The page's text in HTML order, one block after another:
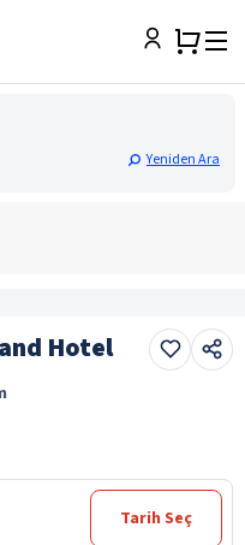
Yeniden Ara
Hotel
Tarih Seç